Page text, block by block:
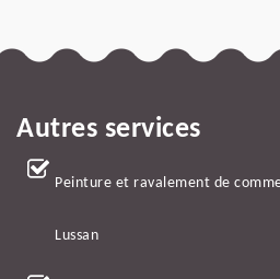
Autres services
Peinture et ravalement de
Lussan